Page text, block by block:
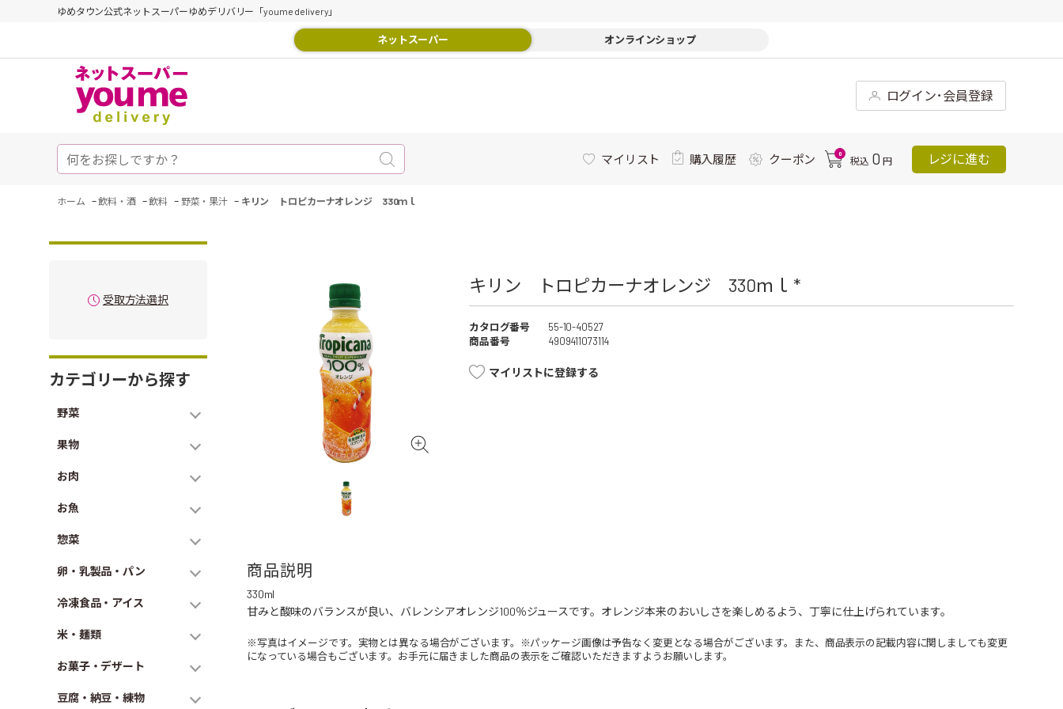
ゆめタウン公式ネットスーパーゆめデリバリー「youme delivery」
ネットスーパー オンラインショップ
ログイン･会員登録
マイリスト 購入履歴 クーポン 0
税込 0 円 レジに進む
ホーム -飲料・酒 -飲料 - 野菜・果汁 - キリン トロピカーナオレンジ 330ｍｌ
受取方法選択
カテゴリーから探す
野菜
果物
お肉
お魚
惣菜
卵・乳製品・パン
冷凍食品・アイス
米・麺類
お菓子・デザート
豆腐・納豆・練物
キリン トロピカーナオレンジ 330ｍｌ *
カタログ番号
55-10-40527
商品番号
4909411073114
マイリストに登録する
商品説明
330ml
甘みと酸味のバランスが良い、バレンシアオレンジ100％ジュースです。オレンジ本来のおいしさを楽しめるよう、丁寧に仕上げられています。
※写真はイメージです。実物とは異なる場合がございます。※パッケージ画像は予告なく変更となる場合がございます。また、商品表示の記載内容に関しましても変更
になっている場合もございます。お手元に届きました商品の表示をご確認いただきますようお願いします。